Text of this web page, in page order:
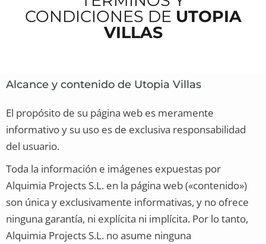
CONDICIONES DE UTOPIA
VILLAS
Alcance y contenido de Utopia Villas
El propósito de su página web es meramente
informativo y su uso es de exclusiva responsabilidad
del usuario.
Toda la información e imágenes expuestas por
Alquimia Projects S.L. en la página web («contenido»)
son única y exclusivamente informativas, y no ofrece
ninguna garantía, ni explícita ni implícita. Por lo tanto,
Alquimia Projects S.L. no asume ninguna